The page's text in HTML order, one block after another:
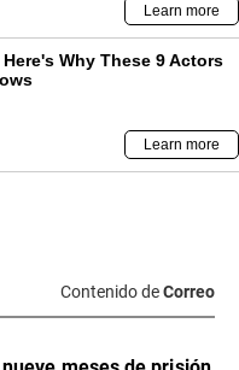
Contenido deCorreo